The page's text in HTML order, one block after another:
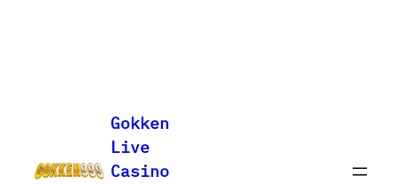
Gokken
Live
Casino